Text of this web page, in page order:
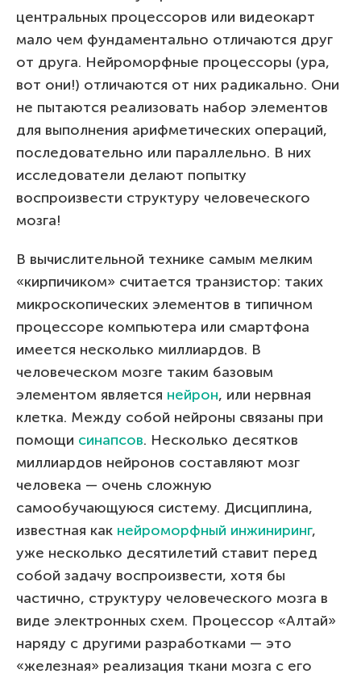
центральных процессоров или видеокарт
мало чем фундаментально отличаются друг
от друга. Нейроморфные процессоры (ура,
вот они!) отличаются от них радикально. Они
не пытаются реализовать набор элементов
для выполнения арифметических операций,
последовательно или параллельно. В них
исследователи делают попытку
воспроизвести структуру человеческого
мозга!
В вычислительной технике самым мелким
«кирпичиком» считается транзистор: таких
микроскопических элементов в типичном
процессоре компьютера или смартфона
имеется несколько миллиардов. В
человеческом мозге таким базовым
элементом является нейрон, или нервная
клетка. Между собой нейроны связаны при
помощи синапсов. Несколько десятков
миллиардов нейронов составляют мозг
человека — очень сложную
самообучающуюся систему. Дисциплина,
известная как нейроморфный инжиниринг,
уже несколько десятилетий ставит перед
собой задачу воспроизвести, хотя бы
частично, структуру человеческого мозга в
виде электронных схем. Процессор «Алтай»
наряду с другими разработками — это
«железная» реализация ткани мозга с его